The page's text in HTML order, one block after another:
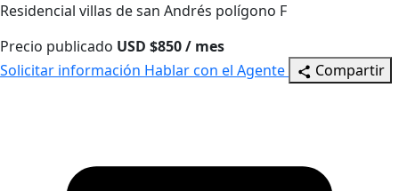
Residencial villas de san Andrés polígono F
Precio publicado USD $850 / mes
Solicitar información Hablar con el Agente Compartir